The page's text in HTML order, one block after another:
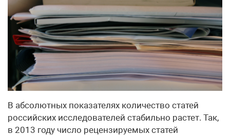
В абсолютных показателях количество статей
российских исследователей стабильно растет. Так,
в 2013 году число рецензируемых статей